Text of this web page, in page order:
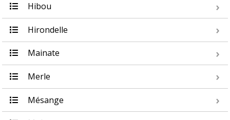
Hibou
Hirondelle
Mainate
Merle
Mésange